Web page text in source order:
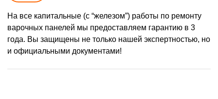
На все капитальные (с “железом”) работы по ремонту
варочных панелей мы предоставляем гарантию в 3
года. Вы защищены не только нашей экспертностью, но
и официальными документами!